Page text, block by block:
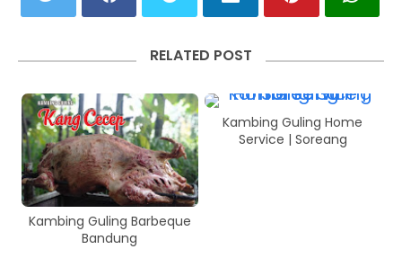
RELATED POST
Kambing Guling Barbeque
Bandung
Kambing Guling Home
Service | Soreang